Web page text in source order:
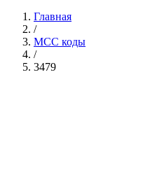
Главная
/
MCC коды
/
3479